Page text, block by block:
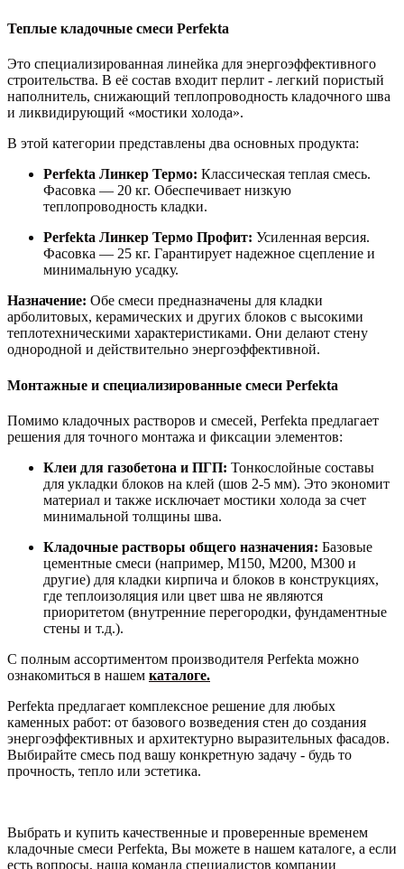
Теплые кладочные смеси Perfekta
Это специализированная линейка для энергоэффективного
строительства. В её состав входит перлит - легкий пористый
наполнитель, снижающий теплопроводность кладочного шва
и ликвидирующий «мостики холода».
В этой категории представлены два основных продукта:
Perfekta Линкер Термо: Классическая теплая смесь.
Фасовка — 20 кг. Обеспечивает низкую
теплопроводность кладки.
Perfekta Линкер Термо Профит: Усиленная версия.
Фасовка — 25 кг. Гарантирует надежное сцепление и
минимальную усадку.
Назначение: Обе смеси предназначены для кладки
арболитовых, керамических и других блоков с высокими
теплотехническими характеристиками. Они делают стену
однородной и действительно энергоэффективной.
Монтажные и специализированные смеси Perfekta
Помимо кладочных растворов и смесей, Perfekta предлагает
решения для точного монтажа и фиксации элементов:
Клеи для газобетона и ПГП: Тонкослойные составы
для укладки блоков на клей (шов 2-5 мм). Это экономит
материал и также исключает мостики холода за счет
минимальной толщины шва.
Кладочные растворы общего назначения: Базовые
цементные смеси (например, М150, М200, М300 и
другие) для кладки кирпича и блоков в конструкциях,
где теплоизоляция или цвет шва не являются
приоритетом (внутренние перегородки, фундаментные
стены и т.д.).
С полным ассортиментом производителя Perfekta можно
ознакомиться в нашем каталоге.
Perfekta предлагает комплексное решение для любых
каменных работ: от базового возведения стен до создания
энергоэффективных и архитектурно выразительных фасадов.
Выбирайте смесь под вашу конкретную задачу - будь то
прочность, тепло или эстетика.
Выбрать и купить качественные и проверенные временем
кладочные смеси Perfekta, Вы можете в нашем каталоге, а если
есть вопросы, наша команда специалистов компании